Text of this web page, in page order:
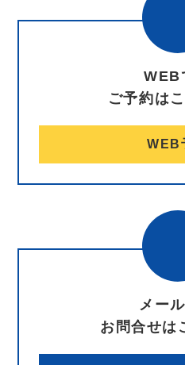
WEB
ご予約は
WEB
メー
お問合せは